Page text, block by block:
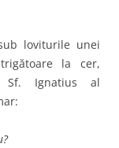
loviturile unei
la cer,
Sf. Ignatius al